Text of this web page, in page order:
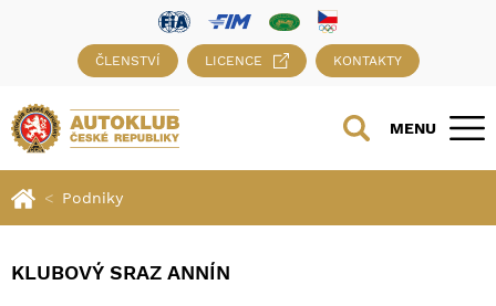
ČLENSTVÍ LICENCE KONTAKTY
MENU
Podniky
KLUBOVÝ SRAZ ANNÍN